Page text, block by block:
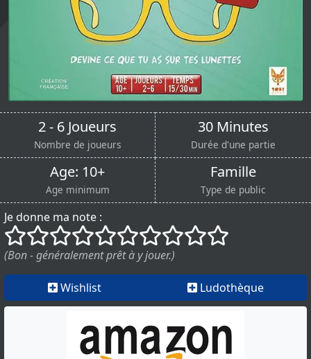
2 - 6 Joueurs
Nombre de joueurs
30 Minutes
Durée d'une partie
Age: 10+
Age minimum
Famille
Type de public
Je donne ma note :
()
() () () () () () () ()
()
(Bon - généralement prêt à y jouer.)
Wishlist Ludothèque